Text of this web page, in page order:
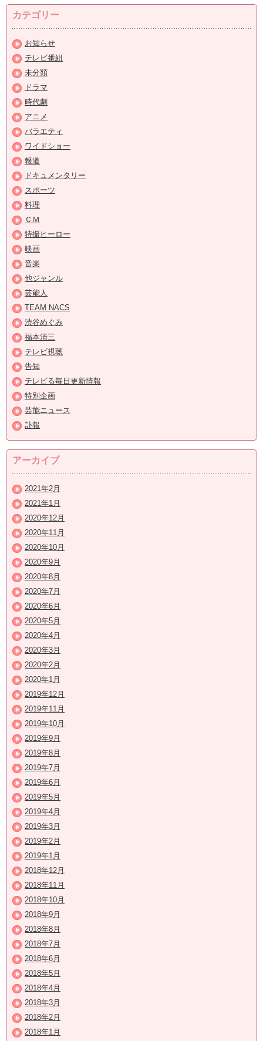
カテゴリー
お知らせ
テレビ番組
未分類
ドラマ
時代劇
アニメ
バラエティ
ワイドショー
報道
ドキュメンタリー
スポーツ
料理
ＣＭ
特撮ヒーロー
映画
音楽
他ジャンル
芸能人
TEAM NACS
渋谷めぐみ
福本清三
テレビ視聴
告知
テレビる毎日更新情報
特別企画
芸能ニュース
訃報
アーカイブ
2021年2月
2021年1月
2020年12月
2020年11月
2020年10月
2020年9月
2020年8月
2020年7月
2020年6月
2020年5月
2020年4月
2020年3月
2020年2月
2020年1月
2019年12月
2019年11月
2019年10月
2019年9月
2019年8月
2019年7月
2019年6月
2019年5月
2019年4月
2019年3月
2019年2月
2019年1月
2018年12月
2018年11月
2018年10月
2018年9月
2018年8月
2018年7月
2018年6月
2018年5月
2018年4月
2018年3月
2018年2月
2018年1月